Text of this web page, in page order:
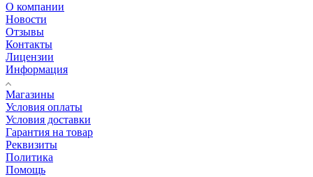
О компании
Новости
Отзывы
Контакты
Лицензии
Информация
Магазины
Условия оплаты
Условия доставки
Гарантия на товар
Реквизиты
Политика
Помощь